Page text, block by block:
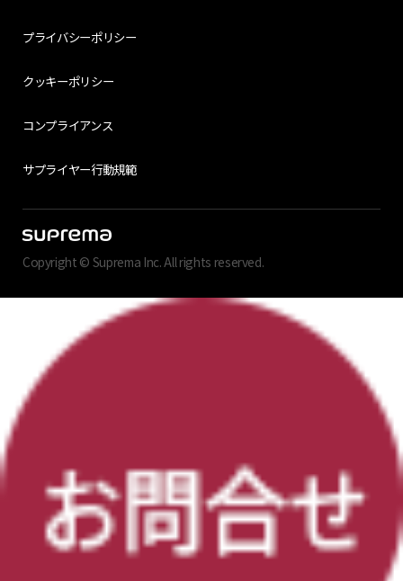
プライバシーポリシー
クッキーポリシー
コンプライアンス
サプライヤー行動規範
Copyright © Suprema Inc. All rights reserved.